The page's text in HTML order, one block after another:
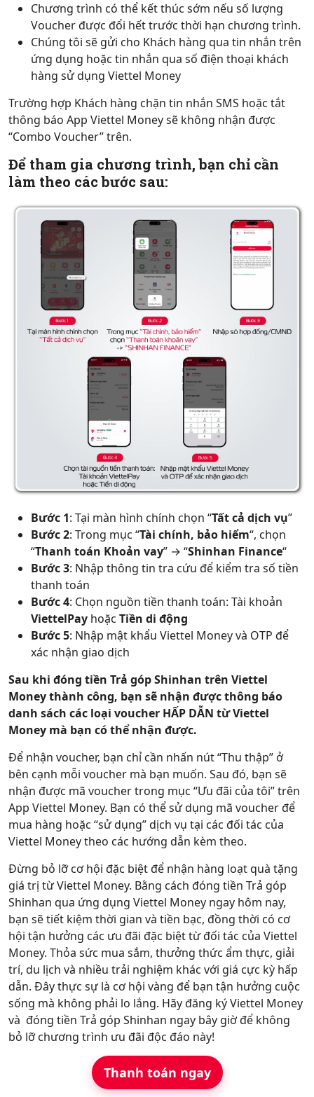
Chương trình có thể kết thúc sớm nếu số lượng
Voucher được đổi hết trước thời hạn chương trình.
Chúng tôi sẽ gửi cho Khách hàng qua tin nhắn trên
ứng dụng hoặc tin nhắn qua số điện thoại khách
hàng sử dụng Viettel Money
Trường hợp Khách hàng chặn tin nhắn SMS hoặc tắt
thông báo App Viettel Money sẽ không nhận được
“Combo Voucher” trên.
Để tham gia chương trình, bạn chỉ cần
làm theo các bước sau:
Bước 1: Tại màn hình chính chọn “Tất cả dịch vụ”
Bước 2: Trong mục “Tài chính, bảo hiểm“, chọn
“Thanh toán Khoản vay” → “Shinhan Finance“
Bước 3: Nhập thông tin tra cứu để kiểm tra số tiền
thanh toán
Bước 4: Chọn nguồn tiền thanh toán: Tài khoản
ViettelPay hoặc Tiền di động
Bước 5: Nhập mật khẩu Viettel Money và OTP để
xác nhận giao dịch
Sau khi đóng tiền Trả góp Shinhan trên Viettel
Money thành công, bạn sẽ nhận được thông báo
danh sách các loại voucher HẤP DẪN từ Viettel
Money mà bạn có thể nhận được.
Để nhận voucher, bạn chỉ cần nhấn nút “Thu thập” ở
bên cạnh mỗi voucher mà bạn muốn. Sau đó, bạn sẽ
nhận được mã voucher trong mục “Ưu đãi của tôi” trên
App Viettel Money. Bạn có thể sử dụng mã voucher để
mua hàng hoặc “sử dụng” dịch vụ tại các đối tác của
Viettel Money theo các hướng dẫn kèm theo.
Đừng bỏ lỡ cơ hội đặc biệt để nhận hàng loạt quà tặng
giá trị từ Viettel Money. Bằng cách đóng tiền Trả góp
Shinhan qua ứng dụng Viettel Money ngay hôm nay,
bạn sẽ tiết kiệm thời gian và tiền bạc, đồng thời có cơ
hội tận hưởng các ưu đãi đặc biệt từ đối tác của Viettel
Money. Thỏa sức mua sắm, thưởng thức ẩm thực, giải
trí, du lịch và nhiều trải nghiệm khác với giá cực kỳ hấp
dẫn. Đây thực sự là cơ hội vàng để bạn tận hưởng cuộc
sống mà không phải lo lắng. Hãy đăng ký Viettel Money
và đóng tiền Trả góp Shinhan ngay bây giờ để không
bỏ lỡ chương trình ưu đãi độc đáo này!
Thanh toán ngay